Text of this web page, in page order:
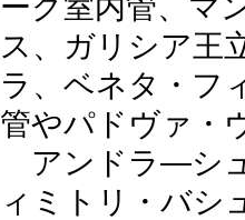
ーク室内管、マ
ス、ガリシア王
ラ、ベネタ・フ
管やパドヴァ・
アンドラ―シ
ィミトリ・バシ